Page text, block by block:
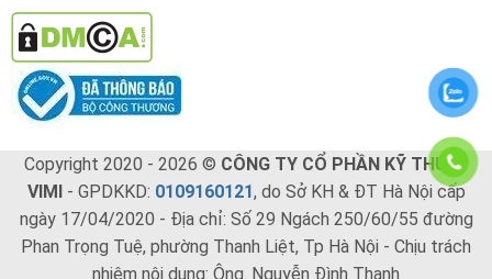
Copyright 2020 - 2026 © CÔNG TY CỔ PHẦN KỸ THUẬT
VIMI- GPDKKD: 0109160121, do Sở KH & ĐT Hà Nội cấp
ngày 17/04/2020 - Địa chỉ: Số 29 Ngách 250/60/55 đường
Phan Trọng Tuệ, phường Thanh Liệt, Tp Hà Nội - Chịu trách
nhiệm nội dung: Ông. Nguyễn Đình Thanh